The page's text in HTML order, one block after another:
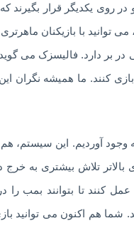
با بازیکنان
بر دارد. فالیسزک می گوید:
وجود آوردیم. این سیستم،
تلاش بیشتری به خرج
کنند تا بتوانند بمب
شما هم اکنون می توانید